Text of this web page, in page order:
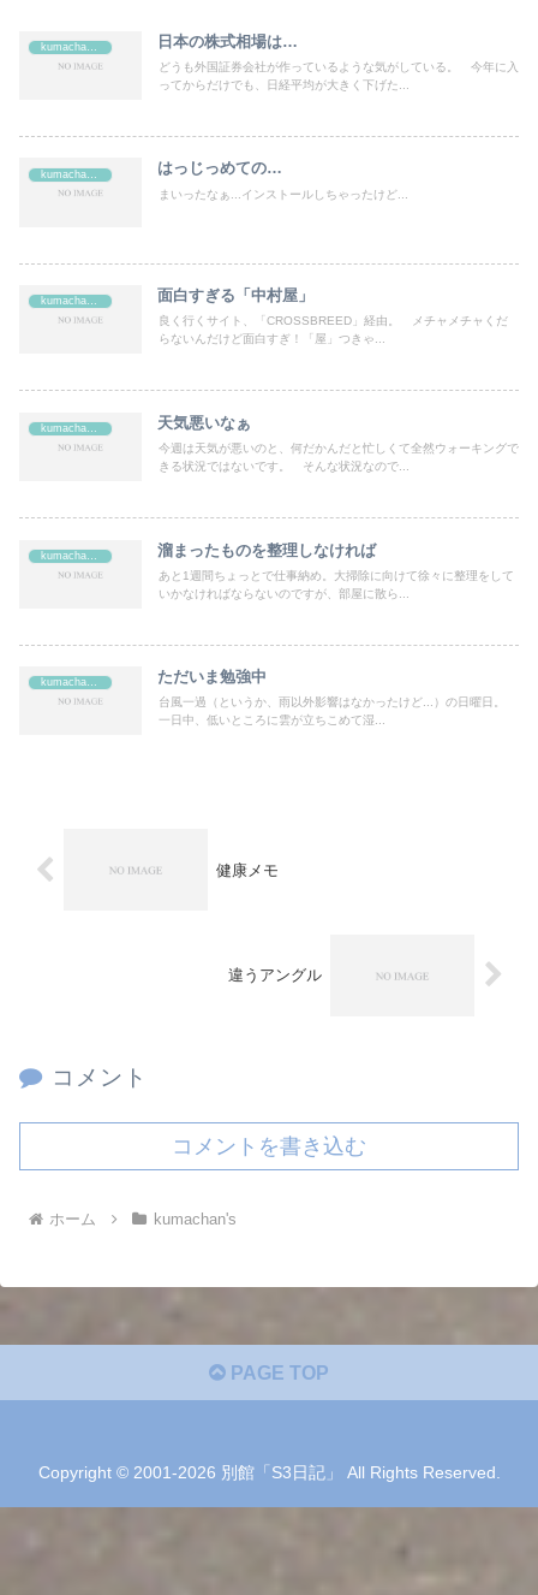
日本の株式相場は…
どうも外国証券会社が作っているような気がしている。 今年に入
ってからだけでも、日経平均が大きく下げた...
はっじっめての…
まいったなぁ...インストールしちゃったけど...
kumachan's 面白すぎる「中村屋」
良く行くサイト、「CROSSBREED」経由。 メチャメチャくだ
らないんだけど面白すぎ！「屋」つきゃ...
kumachan's 天気悪いなぁ
今週は天気が悪いのと、何だかんだと忙しくて全然ウォーキングで
きる状況ではないです。 そんな状況なので...
溜まったものを整理しなければ
あと1週間ちょっとで仕事納め。大掃除に向けて徐々に整理をして
いかなければならないのですが、部屋に散ら...
kumachan's ただいま勉強中
台風一過（というか、雨以外影響はなかったけど...）の日曜日。
一日中、低いところに雲が立ちこめて湿...
健康メモ
違うアングル
コメント
コメントを書き込む
ホーム kumachan's
PAGE TOP
Copyright © 2001-2026 別館「S3日記」 All Rights Reserved.